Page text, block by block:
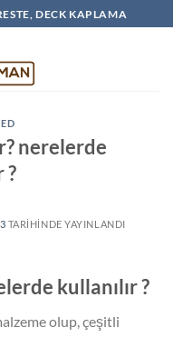
DECK KAPLAMA
nerelerde
?
TARIHINDE YAYINLANDI
kullanılır ?
olup, çeşitli